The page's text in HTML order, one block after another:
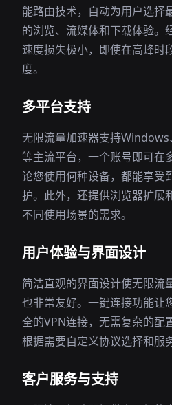
能路由技术，自动为用户选择
的浏览、流媒体和下载体验。
速度损失极小，即使在高峰时
度。
多平台支持
无限流量加速器支持
等主流平台，一个账号即可在
论您使用何种设备，都能享受
护。此外，还提供浏览器扩展
不同使用场景的需求。
用户体验与界面设计
简洁直观的界面设计使无限流
也非常友好。一键连接功能让
全的VPN连接，无需复杂的配
根据需要自定义协议选择和服
客户服务与支持